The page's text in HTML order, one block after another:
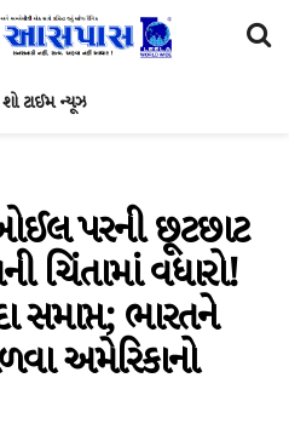
શો ટાઈમ ન્યૂઝ
પરની છૂટછાટ
ચિંતામાં વધારો!
સમાપ્ત; ભારતને
અમેરિકાનો